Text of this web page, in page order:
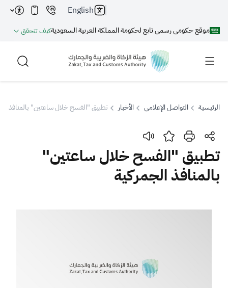
موقع حكومي رسمي تابع لحكومة المملكة العربية السعوديةكيف تتحقق
English
بحث
بحث بحث AI
اقتراحات
الرئيسية التواصل الإعلامي الأخبار تطبيق "الفسح خلال ساعتين" بالمنافذ
تطبيق "الفسح خلال ساعتين"
بالمنافذ الجمركية